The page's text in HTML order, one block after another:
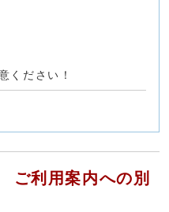
ください！
利用案内への別